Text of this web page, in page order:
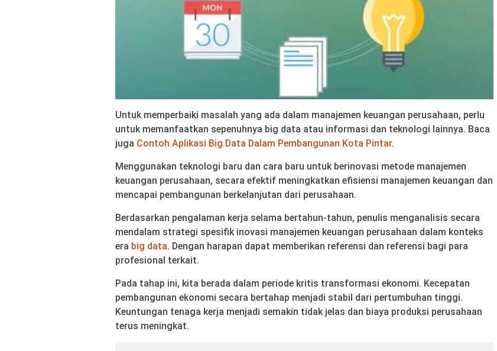
Untuk memperbaiki masalah yang ada dalam manajemen keuangan perusahaan, perlu
untuk memanfaatkan sepenuhnya big data atau informasi dan teknologi lainnya. Baca
juga Contoh Aplikasi Big Data Dalam Pembangunan Kota Pintar.
Menggunakan teknologi baru dan cara baru untuk berinovasi metode manajemen
keuangan perusahaan, secara efektif meningkatkan efisiensi manajemen keuangan dan
mencapai pembangunan berkelanjutan dari perusahaan.
Berdasarkan pengalaman kerja selama bertahun-tahun, penulis menganalisis secara
mendalam strategi spesifik inovasi manajemen keuangan perusahaan dalam konteks
era big data. Dengan harapan dapat memberikan referensi dan referensi bagi para
profesional terkait.
Pada tahap ini, kita berada dalam periode kritis transformasi ekonomi. Kecepatan
pembangunan ekonomi secara bertahap menjadi stabil dari pertumbuhan tinggi.
Keuntungan tenaga kerja menjadi semakin tidak jelas dan biaya produksi perusahaan
terus meningkat.